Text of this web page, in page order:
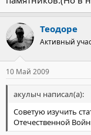
Теодоре
Активный
10 Май 2009
акулыч написал(а):
Советую изучить
Отечественной